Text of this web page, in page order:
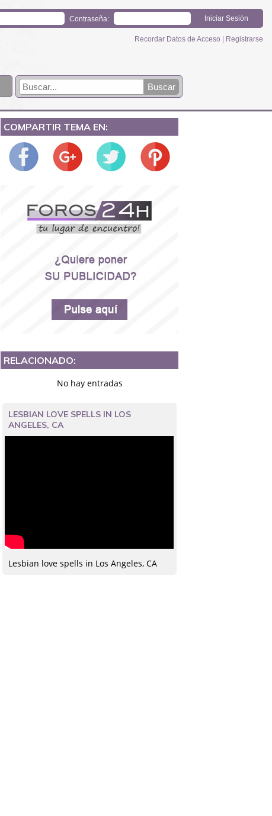
Contraseña:
Recordar Datos de Acceso Registrarse
COMPARTIR TEMA EN:
RELACIONADO:
No hay entradas
LESBIAN LOVE SPELLS IN LOS
ANGELES, CA
Lesbian love spells in Los Angeles, CA